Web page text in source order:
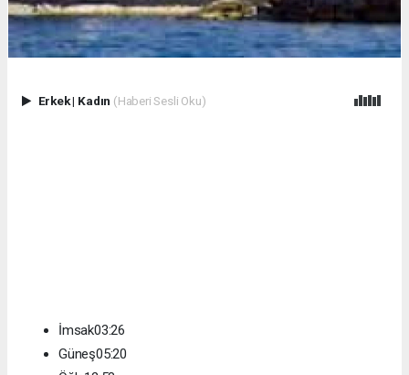
Erkek| Kadın (Haberi Sesli Oku)
İmsak03:26
Güneş05:20